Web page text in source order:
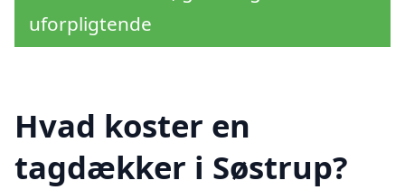
uforpligtende
Hvad koster en
tagdækker i Søstrup?